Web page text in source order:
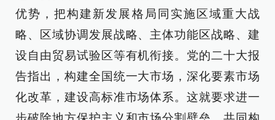
优势，把构建新发展格局同实施区域重大战
略、区域协调发展战略、主体功能区战略、建
设自由贸易试验区等有机衔接。党的二十大报
告指出，构建全国统一大市场，深化要素市场
化改革，建设高标准市场体系。这就要求进一